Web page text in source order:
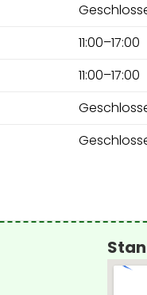
11:00–17:00
11:00–17:00